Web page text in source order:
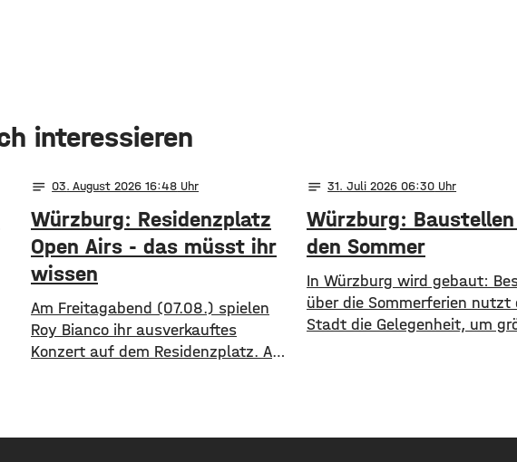
Leonie Ebert Foto: Team
interessieren
notes 03. August 2026 16:48
Würzburg: Residenzplatz
Open Airs - das müsst ihr
wissen
Am Freitagabend (07.08.) spielen
Roy Bianco ihr ausverkauftes
Konzert auf dem Residenzplatz. Am
Konzertwochenende wissen müsst,
notes 31. Juli 2026 06:30
Würzburg:
den Sommer
​​In Würzburg wird gebaut:
über die Sommerferien nutzt
Stadt die Gelegenheit, um
der B27-Brücke